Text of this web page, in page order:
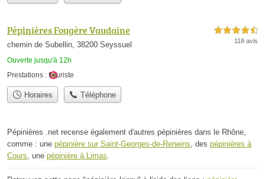
Pépinières Fougère Vaudaine
chemin de Subellin, 38200 Seyssuel
Ouverte jusqu'à 12h
4,5 étoiles sur 5
118 avis
Prestations : fleuriste
Horaires Téléphone
Pépinières .net recense également d'autres pépinières dans le Rhône,
comme : une pépinière sur Saint-Georges-de-Reneins, des pépinières à
Cours, une pépinière à Limas.